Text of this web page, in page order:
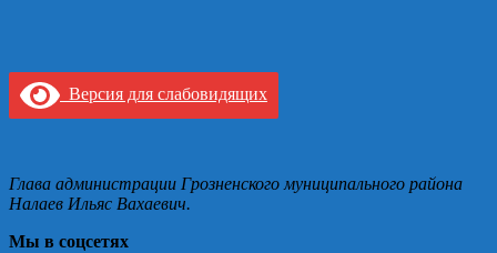
Версия для слабовидящих
Глава администрации Грозненского муниципального района
Налаев Ильяс Вахаевич.
Мы в соцсетях